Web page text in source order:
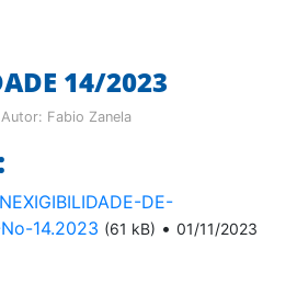
14/2023
Fabio Zanela
DE-
14.2023 (61 kB) • 01/11/2023